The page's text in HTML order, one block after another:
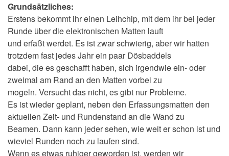
Grundsätzliches:
Erstens bekommt ihr einen Leihchip, mit dem ihr bei jeder
Runde über die elektronischen Matten lauft
und erfaßt werdet. Es ist zwar schwierig, aber wir hatten
trotzdem fast jedes Jahr ein paar Dösbaddels
dabei, die es geschafft haben, sich irgendwie ein- oder
zweimal am Rand an den Matten vorbei zu
mogeln. Versucht das nicht, es gibt nur Probleme.
Es ist wieder geplant, neben den Erfassungsmatten den
aktuellen Zeit- und Rundenstand an die Wand zu
Beamen. Dann kann jeder sehen, wie weit er schon ist und
wieviel Runden noch zu laufen sind.
Wenn es etwas ruhiger geworden ist, werden wir